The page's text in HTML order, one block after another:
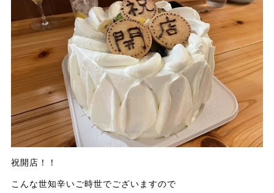
祝開店！！
こんな世知辛いご時世でございますので